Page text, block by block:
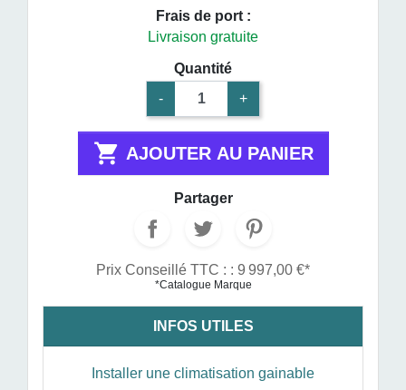
Frais de port :
Livraison gratuite
Quantité
-
+
 AJOUTER AU PANIER
Partager
Prix Conseillé TTC : : 9 997,00 €*
*Catalogue Marque
INFOS UTILES
Installer une climatisation gainable